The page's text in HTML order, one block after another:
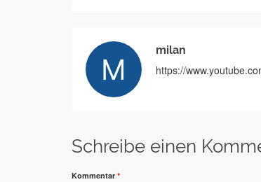
milan
https://
Schreibe einen
Kommentar *